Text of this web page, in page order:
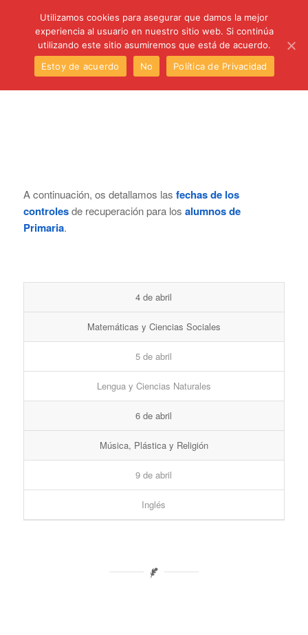
A continuación, os detallamos las fechas de los
controlesde recuperación para los alumnos de
Primaria.
4 de abril
Matemáticas y Ciencias Sociales
5 de abril
Lengua y Ciencias Naturales
6 de abril
Música, Plástica y Religión
9 de abril
Inglés
Utilizamos cookies para asegurar que damos la mejor
experiencia al usuario en nuestro sitio web. Si continúa
utilizando este sitio asumiremos que está de acuerdo.
Estoy de acuerdo
No Política de Privacidad